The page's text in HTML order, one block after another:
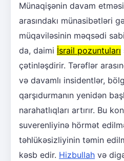
Münaqişənin davam
arasındakı münasibətləri
müqaviləsinin məqsədi
da, daimi İsrail pozuntuları
çətinləşdirir. Tərəflər
və davamlı insidentlər,
qarşıdurmanın yenidən
narahatlıqları artırır. Bu
suverenliyinə hörmət
təhlükəsizliyinin təmin
kəsb edir. Hizbullah və